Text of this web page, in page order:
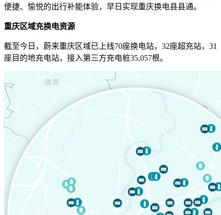
便捷、愉悦的出行补能体验，早日实现重庆换电县县通。
重庆区域充换电资源
截至今日，蔚来重庆区域已上线70座换电站，32座超充站，31
座目的地充电站，接入第三方充电桩35,057根。